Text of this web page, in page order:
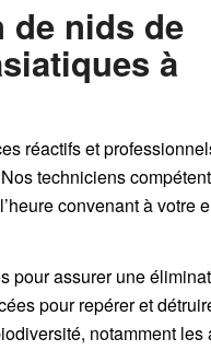
de nids de
à
réactifs et
techniciens
convenant à votre
pour assurer une
pour repérer et
notamment les